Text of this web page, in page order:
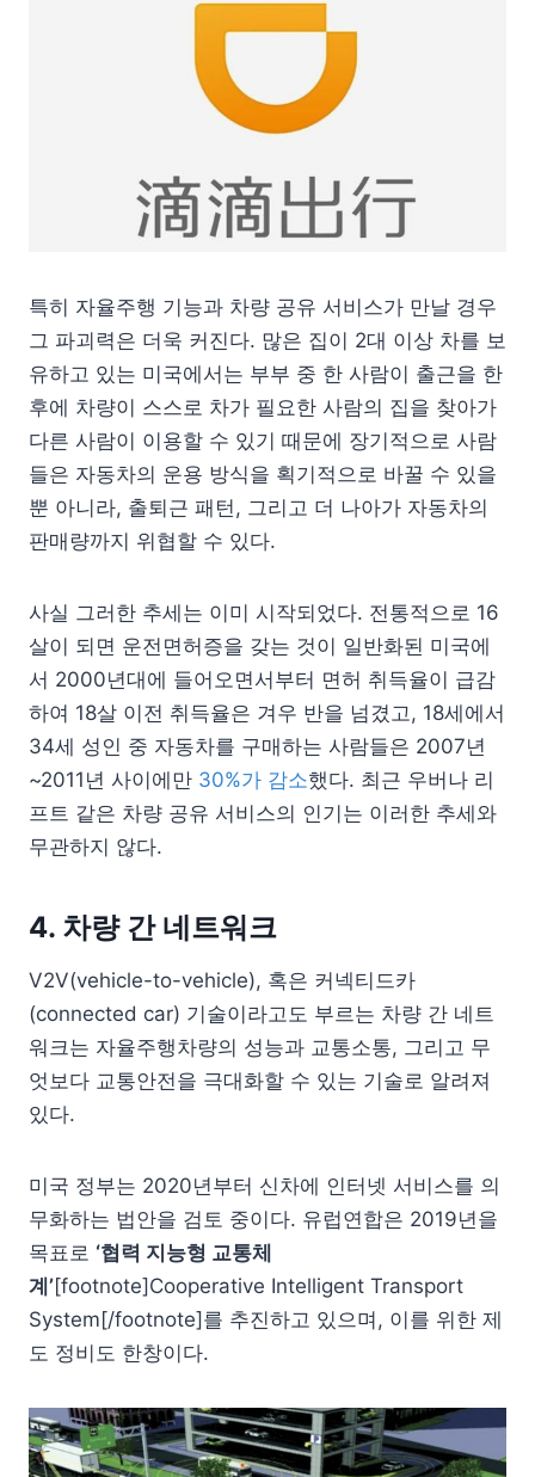
특히 자율주행 기능과 차량 공유 서비스가 만날 경우
그 파괴력은 더욱 커진다. 많은 집이 2대 이상 차를 보
유하고 있는 미국에서는 부부 중 한 사람이 출근을 한
후에 차량이 스스로 차가 필요한 사람의 집을 찾아가
다른 사람이 이용할 수 있기 때문에 장기적으로 사람
들은 자동차의 운용 방식을 획기적으로 바꿀 수 있을
뿐 아니라, 출퇴근 패턴, 그리고 더 나아가 자동차의
판매량까지 위협할 수 있다.
사실 그러한 추세는 이미 시작되었다. 전통적으로 16
살이 되면 운전면허증을 갖는 것이 일반화된 미국에
서 2000년대에 들어오면서부터 면허 취득율이 급감
하여 18살 이전 취득율은 겨우 반을 넘겼고, 18세에서
34세 성인 중 자동차를 구매하는 사람들은 2007년
~2011년 사이에만 30%가 감소했다. 최근 우버나 리
프트 같은 차량 공유 서비스의 인기는 이러한 추세와
무관하지 않다.
4. 차량 간 네트워크
V2V(vehicle-to-vehicle), 혹은 커넥티드카
(connected car) 기술이라고도 부르는 차량 간 네트
워크는 자율주행차량의 성능과 교통소통, 그리고 무
엇보다 교통안전을 극대화할 수 있는 기술로 알려져
있다.
미국 정부는 2020년부터 신차에 인터넷 서비스를 의
무화하는 법안을 검토 중이다. 유럽연합은 2019년을
목표로 ‘협력 지능형 교통체
계’[footnote]Cooperative Intelligent Transport
System[/footnote]를 추진하고 있으며, 이를 위한 제
도 정비도 한창이다.